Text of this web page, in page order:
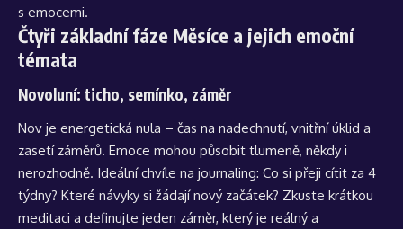
s emocemi.
Čtyři základní fáze Měsíce a jejich emoční
témata
Novoluní: ticho, semínko, záměr
Nov je energetická nula – čas na nadechnutí, vnitřní úklid a
zasetí záměrů. Emoce mohou působit tlumeně, někdy i
nerozhodně. Ideální chvíle na journaling: Co si přeji cítit za 4
týdny? Které návyky si žádají nový začátek? Zkuste krátkou
meditaci a definujte jeden záměr, který je reálný a